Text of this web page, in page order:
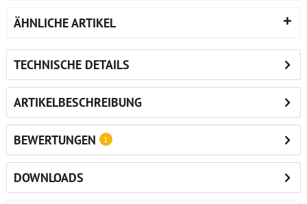
ÄHNLICHE ARTIKEL
TECHNISCHE DETAILS
ARTIKELBESCHREIBUNG
BEWERTUNGEN 1
DOWNLOADS